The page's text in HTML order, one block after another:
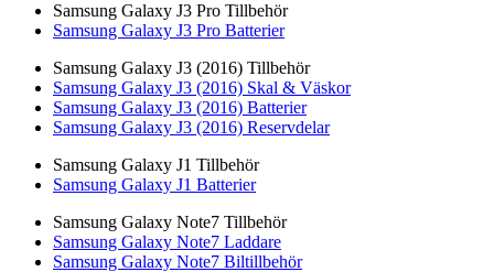
Samsung Galaxy J3 Pro Tillbehör
Samsung Galaxy J3 Pro Batterier
Samsung Galaxy J3 (2016) Tillbehör
Samsung Galaxy J3 (2016) Skal & Väskor
Samsung Galaxy J3 (2016) Batterier
Samsung Galaxy J3 (2016) Reservdelar
Samsung Galaxy J1 Tillbehör
Samsung Galaxy J1 Batterier
Samsung Galaxy Note7 Tillbehör
Samsung Galaxy Note7 Laddare
Samsung Galaxy Note7 Biltillbehör